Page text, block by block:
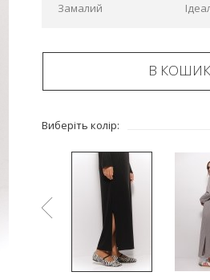
Замалий
В КОШИК
Виберіть колір: